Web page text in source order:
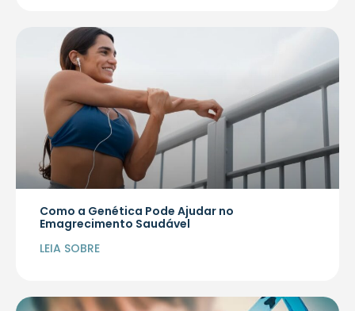
Como a Genética Pode Ajudar no
Emagrecimento Saudável
LEIA SOBRE